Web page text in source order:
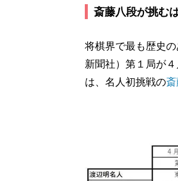
斎藤八段が挑む
将棋界で最も歴史
新聞社）第１局が
は、名人初挑戦の